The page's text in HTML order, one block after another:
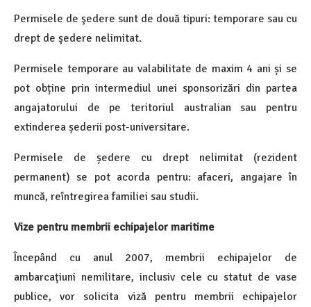
Permisele de şedere sunt de două tipuri: temporare sau cu
drept de şedere nelimitat.
Permisele temporare au valabilitate de maxim 4 ani și se
pot obține prin intermediul unei sponsorizări din partea
angajatorului de pe teritoriul australian sau pentru
extinderea șederii post-universitare.
Permisele de ședere cu drept nelimitat (rezident
permanent) se pot acorda pentru: afaceri, angajare în
muncă, reîntregirea familiei sau studii.
Vize pentru membrii echipajelor maritime
Începând cu anul 2007, membrii echipajelor de
ambarcaţiuni nemilitare, inclusiv cele cu statut de vase
publice, vor solicita viză pentru membrii echipajelor